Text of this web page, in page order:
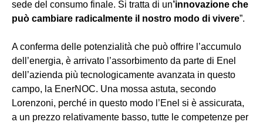
sede del consumo finale. Si tratta di un’innovazione che
può cambiare radicalmente il nostro modo di vivere”.
A conferma delle potenzialità che può offrire l’accumulo
dell’energia, è arrivato l’assorbimento da parte di Enel
dell’azienda più tecnologicamente avanzata in questo
campo, la EnerNOC. Una mossa astuta, secondo
Lorenzoni, perché in questo modo l’Enel si è assicurata,
a un prezzo relativamente basso, tutte le competenze per